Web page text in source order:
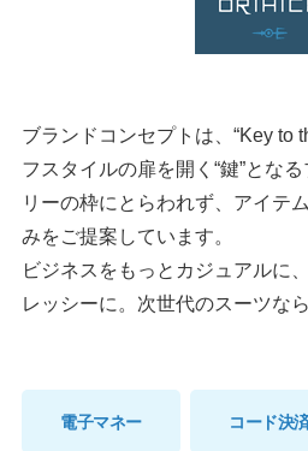
ブランドコンセプトは、“Key to
フスタイルの扉を開く“鍵”とな
リーの枠にとらわれず、アイテ
みをご提案しています。
ビジネスをもっとカジュアルに
レッシーに。次世代のスーツな
電子マネー コード決